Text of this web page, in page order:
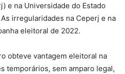
e na Universidade do Estado
irregularidades na Ceperj e na
eleitoral de 2022.
obteve vantagem eleitoral na
temporários, sem amparo legal,